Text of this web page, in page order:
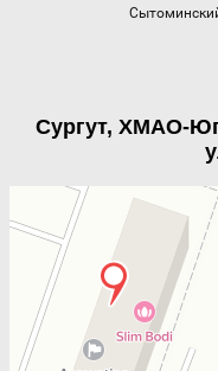
Сургут, ХМАО-